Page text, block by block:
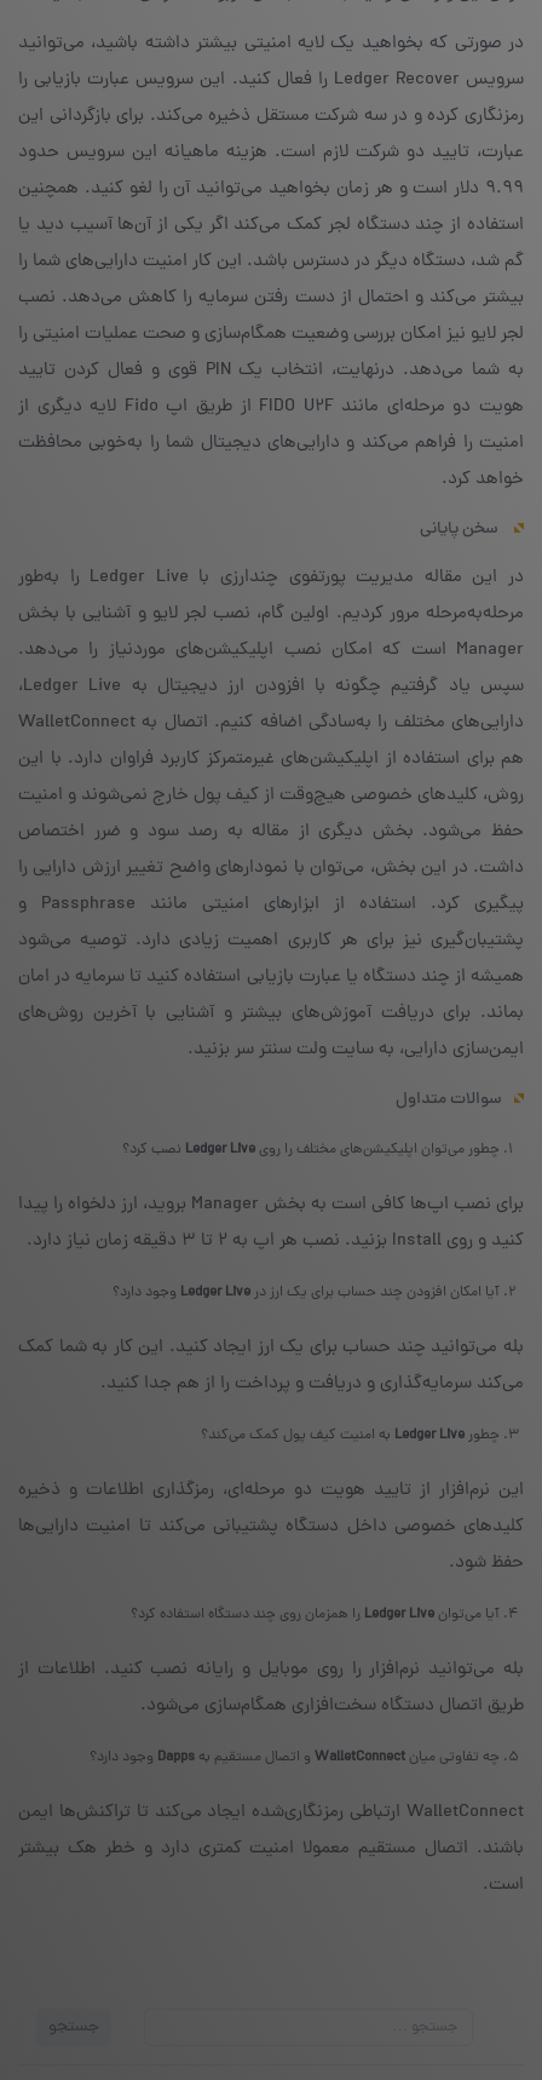
در صورتی که بخواهید یک لایه امنیتی بیشتر داشته باشید، می‌توانید
سرویس Ledger Recover را فعال کنید. این سرویس عبارت بازیابی را
رمزنگاری کرده و در سه شرکت مستقل ذخیره می‌کند. برای بازگردانی این
عبارت، تایید دو شرکت لازم است. هزینه ماهیانه این سرویس حدود
۹.۹۹ دلار است و هر زمان بخواهید می‌توانید آن را لغو کنید. همچنین
استفاده از چند دستگاه لجر کمک می‌کند اگر یکی از آن‌ها آسیب دید یا
گم شد، دستگاه دیگر در دسترس باشد. این کار امنیت دارایی‌های شما را
بیشتر می‌کند و احتمال از دست رفتن سرمایه را کاهش می‌دهد. نصب
لجر لایو نیز امکان بررسی وضعیت همگام‌سازی و صحت عملیات امنیتی را
به شما می‌دهد. درنهایت، انتخاب یک PIN قوی و فعال کردن تایید
هویت دو مرحله‌ای مانند FIDO U2F از طریق اپ Fido لایه دیگری از
امنیت را فراهم می‌کند و دارایی‌های دیجیتال شما را به‌خوبی محافظت
خواهد کرد.
سخن پایانی
در این مقاله مدیریت پورتفوی چندارزی با Ledger Live را به‌طور
مرحله‌به‌مرحله مرور کردیم. اولین گام، نصب لجر لایو و آشنایی با بخش
Manager است که امکان نصب اپلیکیشن‌های موردنیاز را می‌دهد.
سپس یاد گرفتیم چگونه با افزودن ارز دیجیتال به Ledger Live،
دارایی‌های مختلف را به‌سادگی اضافه کنیم. اتصال به WalletConnect
هم برای استفاده از اپلیکیشن‌های غیرمتمرکز کاربرد فراوان دارد. با این
روش، کلیدهای خصوصی هیچ‌وقت از کیف پول خارج نمی‌شوند و امنیت
حفظ می‌شود. بخش دیگری از مقاله به رصد سود و ضرر اختصاص
داشت. در این بخش، می‌توان با نمودارهای واضح تغییر ارزش دارایی را
پیگیری کرد. استفاده از ابزارهای امنیتی مانند Passphrase و
پشتیبان‌گیری نیز برای هر کاربری اهمیت زیادی دارد. توصیه می‌شود
همیشه از چند دستگاه یا عبارت بازیابی استفاده کنید تا سرمایه در امان
بماند. برای دریافت آموزش‌های بیشتر و آشنایی با آخرین روش‌های
ایمن‌سازی دارایی، به سایت ولت سنتر سر بزنید.
سوالات متداول
چطور می‌توان اپلیکیشن‌های مختلف را روی Ledger Live نصب کرد؟
برای نصب اپ‌ها کافی است به بخش Manager بروید، ارز دلخواه را پیدا
کنید و روی Install بزنید. نصب هر اپ به ۲ تا ۳ دقیقه زمان نیاز دارد.
آیا امکان افزودن چند حساب برای یک ارز درLedger Live وجود دارد؟
بله می‌توانید چند حساب برای یک ارز ایجاد کنید. این کار به شما کمک
می‌کند سرمایه‌گذاری و دریافت و پرداخت را از هم جدا کنید.
چطورLedger Live به امنیت کیف پول کمک می‌کند؟
این نرم‌افزار از تایید هویت دو مرحله‌ای، رمزگذاری اطلاعات و ذخیره
کلیدهای خصوصی داخل دستگاه پشتیبانی می‌کند تا امنیت دارایی‌ها
حفظ شود.
آیا می‌توان Ledger Live را همزمان روی چند دستگاه استفاده کرد؟
بله می‌توانید نرم‌افزار را روی موبایل و رایانه نصب کنید. اطلاعات از
طریق اتصال دستگاه سخت‌افزاری همگام‌سازی می‌شود.
چه تفاوتی میان WalletConnect و اتصال مستقیم به Dapps وجود دارد؟
WalletConnect ارتباطی رمزنگاری‌شده ایجاد می‌کند تا تراکنش‌ها ایمن
باشند. اتصال مستقیم معمولا امنیت کمتری دارد و خطر هک بیشتر
است.
جستجو